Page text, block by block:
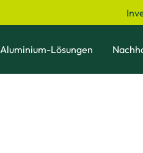
Aluminium-Lösungen